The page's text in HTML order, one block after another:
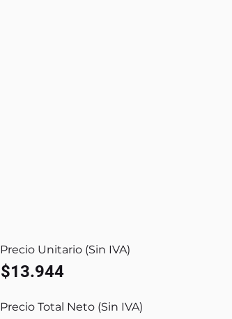
Precio Unitario (Sin IVA)
$13.944
Precio Total Neto (Sin IVA)